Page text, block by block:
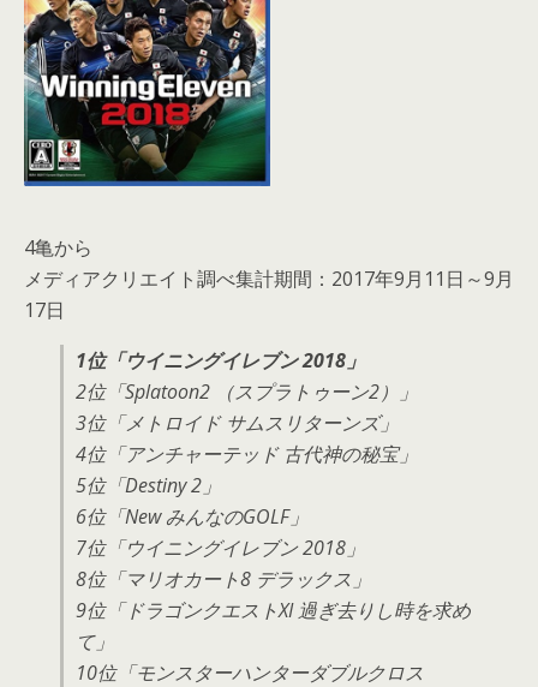
4亀から
メディアクリエイト調べ集計期間： 2017年9月11日～9月
17日
1位「ウイニングイレブン 2018」
2位「Splatoon2 （スプラトゥーン2）」
3位「メトロイド サムスリターンズ」
4位「アンチャーテッド 古代神の秘宝」
5位「Destiny 2」
6位「New みんなのGOLF」
7位「ウイニングイレブン 2018」
8位「マリオカート8 デラックス」
9位「ドラゴンクエストXI 過ぎ去りし時を求め
て」
10位「モンスターハンターダブルクロス